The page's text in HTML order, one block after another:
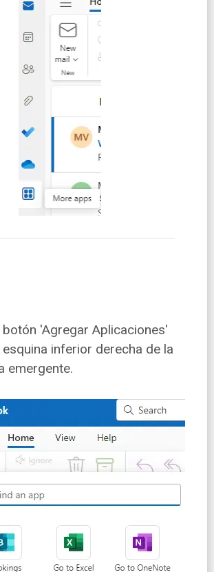
botón 'Agregar Aplicaciones'
inferior derecha de la
emergente.